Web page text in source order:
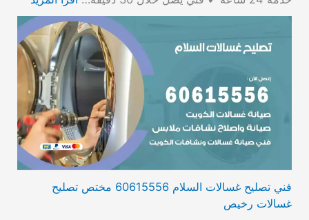
فني تصليح غسالات السلام 60615556 مختص تصليح
غسالات رخيص